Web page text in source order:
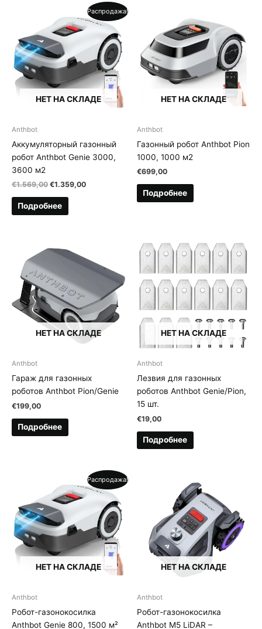
Распродажа!
НЕТ НА СКЛАДЕ
Anthbot
Аккумуляторный газонный
робот Anthbot Genie 3000,
3600 м2
€1.569,00 Первоначальная
составляла
€1.569,00.
€1.359,00Текущая
Подробнее
НЕТ НА СКЛАДЕ
Anthbot
Газонный робот Anthbot Pion
1000, 1000 м2
€699,00
Подробнее
НЕТ НА СКЛАДЕ
Anthbot
Гараж для газонных
роботов Anthbot Pion/Genie
€199,00
Подробнее
НЕТ НА СКЛАДЕ
Anthbot
Лезвия для газонных
роботов Anthbot Genie/Pion,
15 шт.
€19,00
Подробнее
Распродажа!
НЕТ НА СКЛАДЕ
Anthbot
Робот-газонокосилка
Anthbot Genie 800, 1500 м²
НЕТ НА СКЛАДЕ
Anthbot
Робот-газонокосилка
Anthbot M5 LiDAR –